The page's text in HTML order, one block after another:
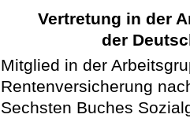
Vertretung in der
der
Mitglied in der
Rentenversicherung
Sechsten Buches